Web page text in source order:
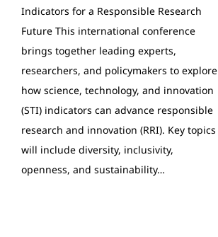
Indicators for a Responsible Research
Future This international conference
brings together leading experts,
researchers, and policymakers to explore
how science, technology, and innovation
(STI) indicators can advance responsible
research and innovation (RRI). Key topics
will include diversity, inclusivity,
openness, and sustainability…